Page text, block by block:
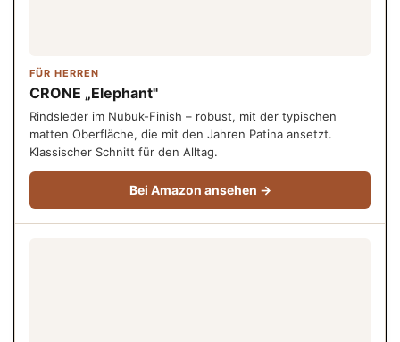
FÜR HERREN
CRONE „Elephant"
Rindsleder im Nubuk-Finish – robust, mit der typischen
matten Oberfläche, die mit den Jahren Patina ansetzt.
Klassischer Schnitt für den Alltag.
Bei Amazon ansehen →